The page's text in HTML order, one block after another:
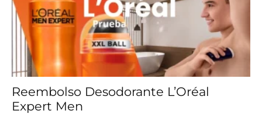
Reembolso Desodorante L’Oréal
Expert Men